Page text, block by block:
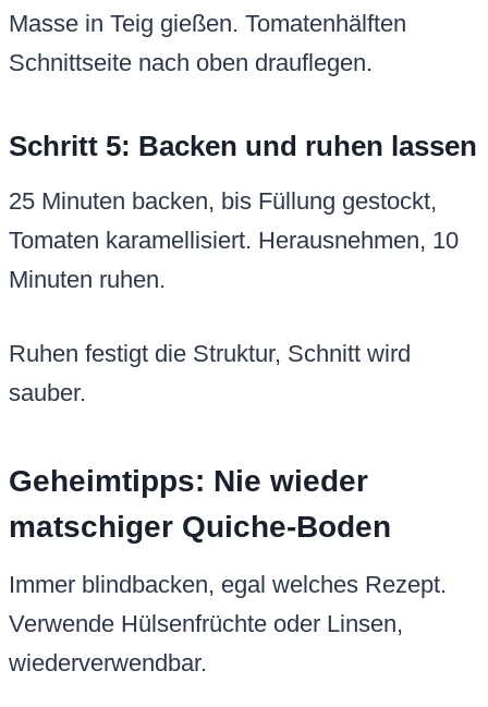
Masse in Teig gießen. Tomatenhälften
Schnittseite nach oben drauflegen.
Schritt 5: Backen und ruhen lassen
25 Minuten backen, bis Füllung gestockt,
Tomaten karamellisiert. Herausnehmen, 10
Minuten ruhen.
Ruhen festigt die Struktur, Schnitt wird
sauber.
Geheimtipps: Nie wieder
matschiger Quiche-Boden
Immer blindbacken, egal welches Rezept.
Verwende Hülsenfrüchte oder Linsen,
wiederverwendbar.